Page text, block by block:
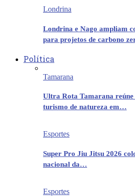
Londrina
Londrina e Nago ampliam
para projetos de carbono
Política
Tamarana
Ultra Rota Tamarana
turismo de natureza em…
Esportes
Super Pro Jiu Jitsu 2026
nacional da…
Esportes